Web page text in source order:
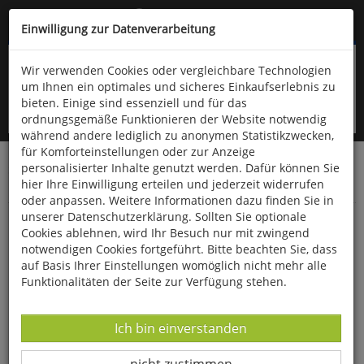
Kompletten Head der Seite überspringen
oder (06766) 9323-960
Startseite Haushalt & Garten
Garten
Werkzeuge & Geräte
Barnel Sichel-Messer
Einwilligung zur Datenverarbeitung
Wir verwenden Cookies oder vergleichbare Technologien
um Ihnen ein optimales und sicheres Einkaufserlebnis zu
bieten. Einige sind essenziell und für das
ordnungsgemäße Funktionieren der Website notwendig
während andere lediglich zu anonymen Statistikzwecken,
für Komforteinstellungen oder zur Anzeige
personalisierter Inhalte genutzt werden. Dafür können Sie
hier Ihre Einwilligung erteilen und jederzeit widerrufen
oder anpassen. Weitere Informationen dazu finden Sie in
unserer Datenschutzerklärung. Sollten Sie optionale
Cookies ablehnen, wird Ihr Besuch nur mit zwingend
notwendigen Cookies fortgeführt. Bitte beachten Sie, dass
auf Basis Ihrer Einstellungen womöglich nicht mehr alle
Funktionalitäten der Seite zur Verfügung stehen.
Datenverarbeitung -
Ich bin einverstanden